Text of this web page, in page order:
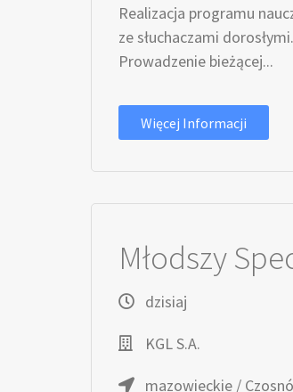
Realizacja programu
ze słuchaczami dorosłymi.
Prowadzenie bieżącej...
Więcej Informacji
dzisiaj
KGL S.A.
mazowieckie /